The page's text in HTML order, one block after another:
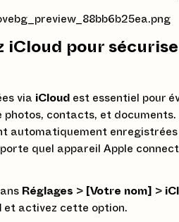
iCloud pour
via iCloud est essentiel pour
photos, contacts, et documents.
automatiquement
quel appareil Apple
Réglages > [Votre nom] >
et activez cette option.